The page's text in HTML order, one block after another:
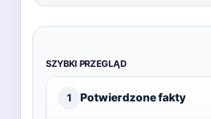
SZYBKI PRZEGLĄD
1 Potwierdzone fakty